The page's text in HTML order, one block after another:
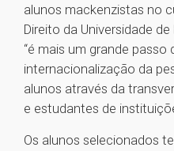
alunos mackenzistas no
Direito da Universidade
“é mais um grande passo
internacionalização da
alunos através da
e estudantes de
Os alunos selecionados